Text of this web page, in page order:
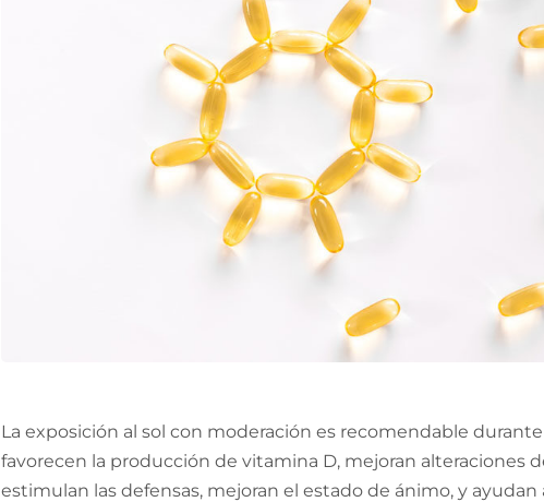
La exposición al sol con moderación es recomendable
favorecen la producción de vitamina D, mejoran alteraciones
estimulan las defensas, mejoran el estado de ánimo, y